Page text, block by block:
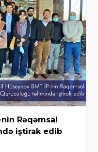
Rəqəmsal
iştirak edib